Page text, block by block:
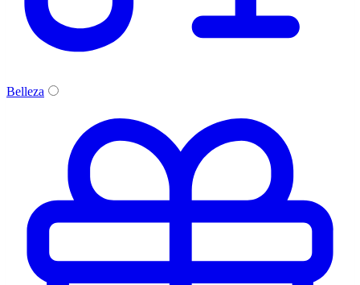
Belleza